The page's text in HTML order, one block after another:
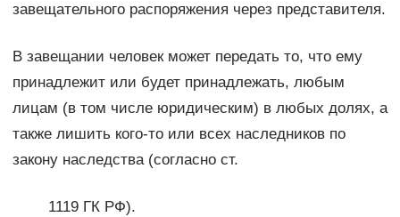
завещательного распоряжения через представителя.
В завещании человек может передать то, что ему
принадлежит или будет принадлежать, любым
лицам (в том числе юридическим) в любых долях, а
также лишить кого-то или всех наследников по
закону наследства (согласно ст.
1119 ГК РФ).